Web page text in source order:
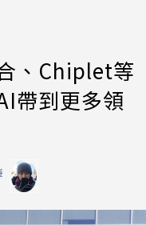
、Chiplet等
帶到更多領